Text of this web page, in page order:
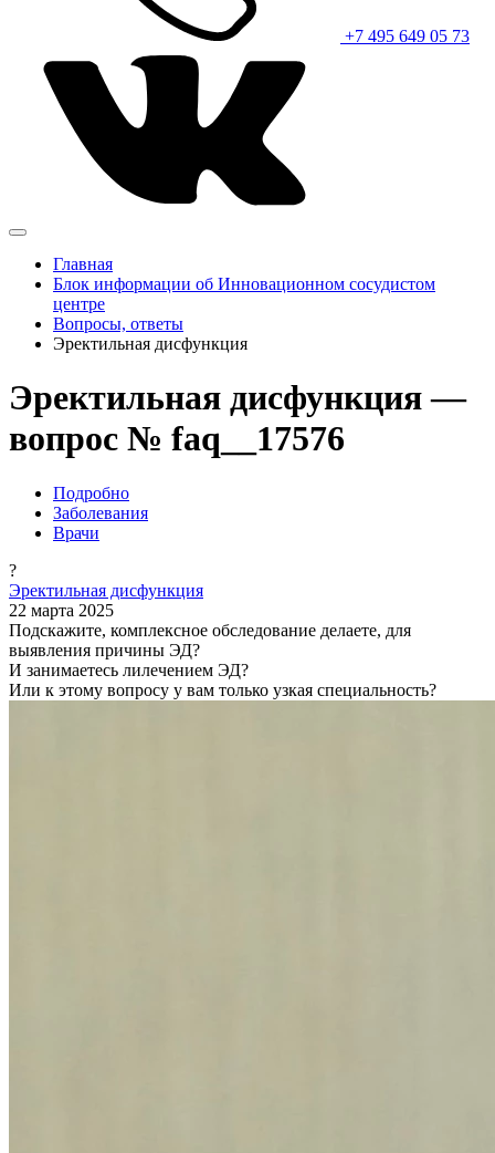
+7 495 649 05 73
Главная
Блок информации об Инновационном сосудистом
центре
Вопросы, ответы
Эректильная дисфункция
Эректильная дисфункция —
вопрос № faq__17576
Подробно
Заболевания
Врачи
?
Эректильная дисфункция
22 марта 2025
Подскажите, комплексное обследование делаете, для
выявления причины ЭД?
И занимаетесь лилечением ЭД?
Или к этому вопросу у вам только узкая специальность?